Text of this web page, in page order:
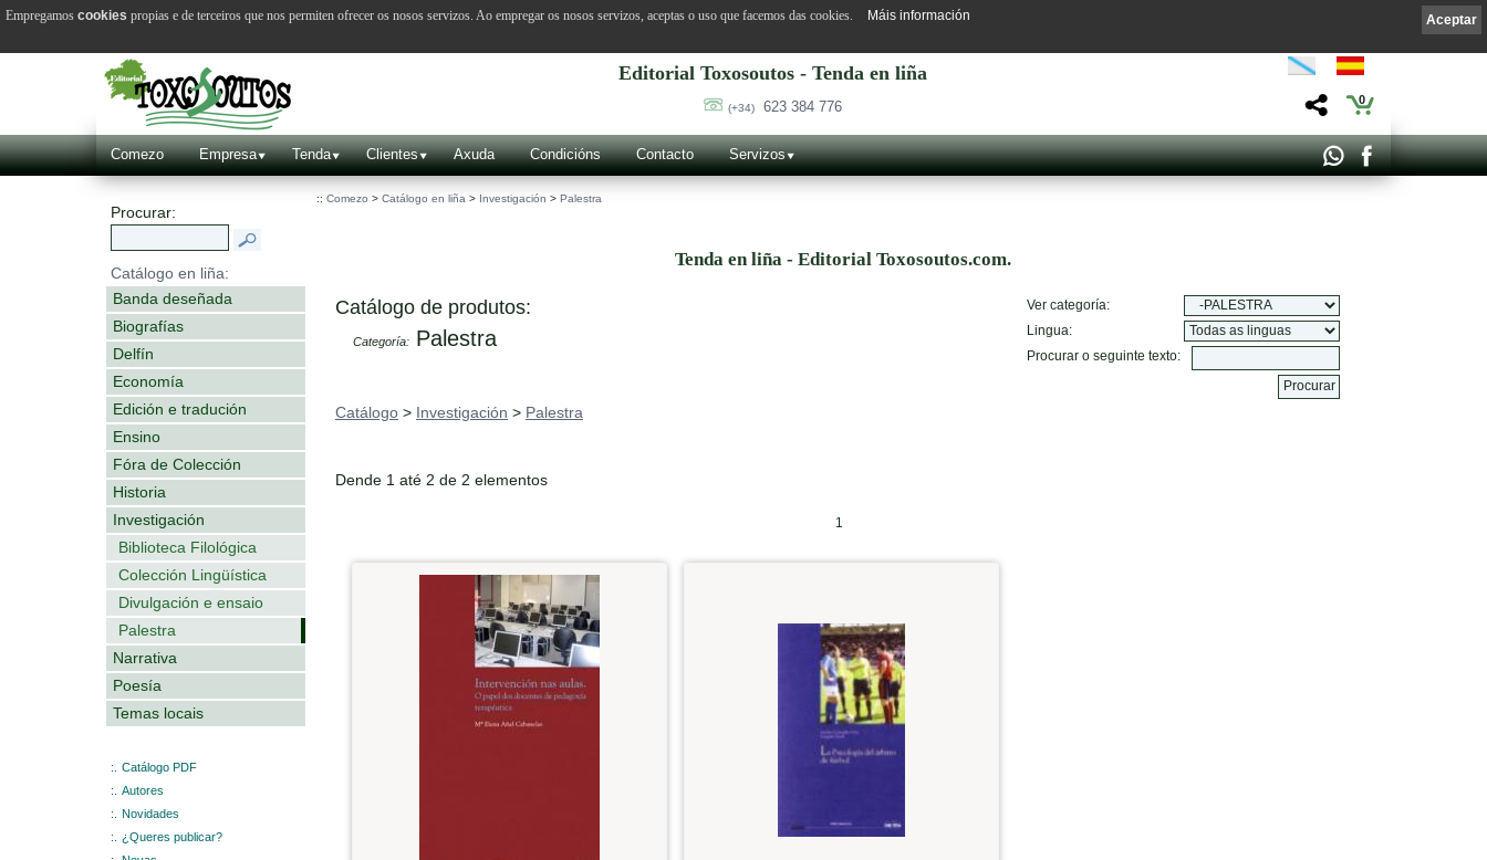
Editorial Toxosoutos - Tenda en liña
(+34) 623 384 776 0
Comezo Empresa Tenda Clientes Axuda Condicións Contacto Servizos
Procurar:
Catálogo en liña:
Banda deseñada
Biografías
Delfín
Economía
Edición e tradución
Ensino
Fóra de Colección
Historia
Investigación
Biblioteca Filológica
Colección Lingüística
Divulgación e ensaio
Palestra
Narrativa
Poesía
Temas locais
:.
Catálogo PDF
:.
Autores
:.
Novidades
:.
¿Queres publicar?
:: Comezo > Catálogo en liña > Investigación > Palestra
Tenda en liña - Editorial Toxosoutos.com.
Catálogo de produtos:
Categoría: Palestra
Ver categoría:
Lingua:
Procurar o seguinte texto:
Catálogo > Investigación > Palestra
Dende 1 até 2 de 2 elementos
1
Aceptar
Empregamos cookies propias e de terceiros que nos permiten ofrecer os nosos servizos. Ao empregar os nosos servizos, aceptas o uso que facemos das cookies. Máis información